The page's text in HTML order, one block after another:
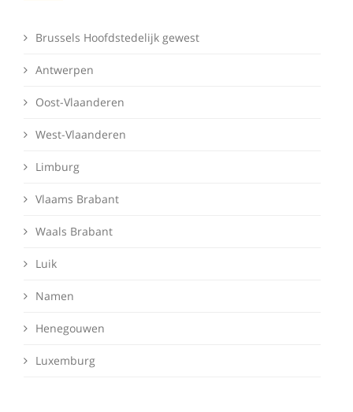
Brussels Hoofdstedelijk gewest
Antwerpen
Oost-Vlaanderen
West-Vlaanderen
Limburg
Vlaams Brabant
Waals Brabant
Luik
Namen
Henegouwen
Luxemburg